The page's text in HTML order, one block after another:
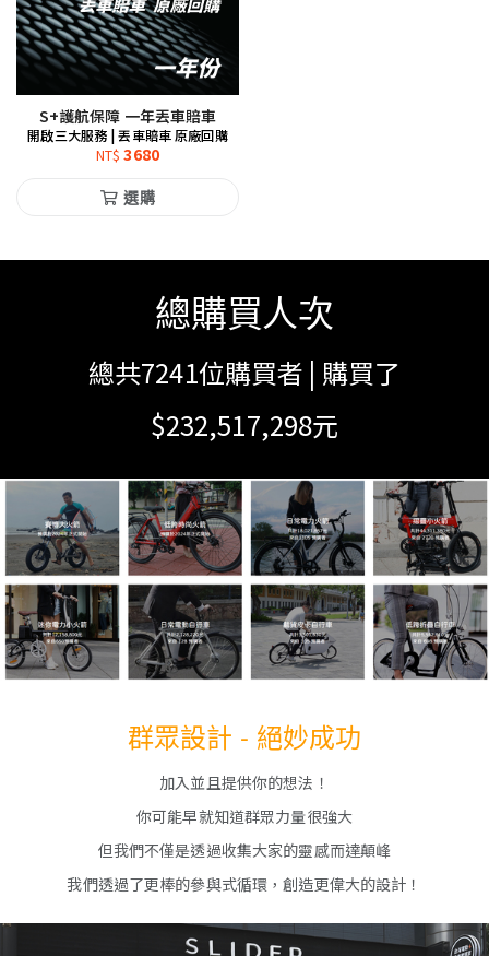
S+護航保障 一年丟車賠車
開啟三大服務 | 丟車賠車 原廠回購
NT$ 3680
選購
總購買人次
總共7241位購買者 | 購買了
$232,517,298元
群眾設計 - 絕妙成功
加入並且提供你的想法！
你可能早就知道群眾力量很強大
但我們不僅是透過收集大家的靈感而達顛峰
我們透過了更棒的參與式循環，創造更偉大的設計！